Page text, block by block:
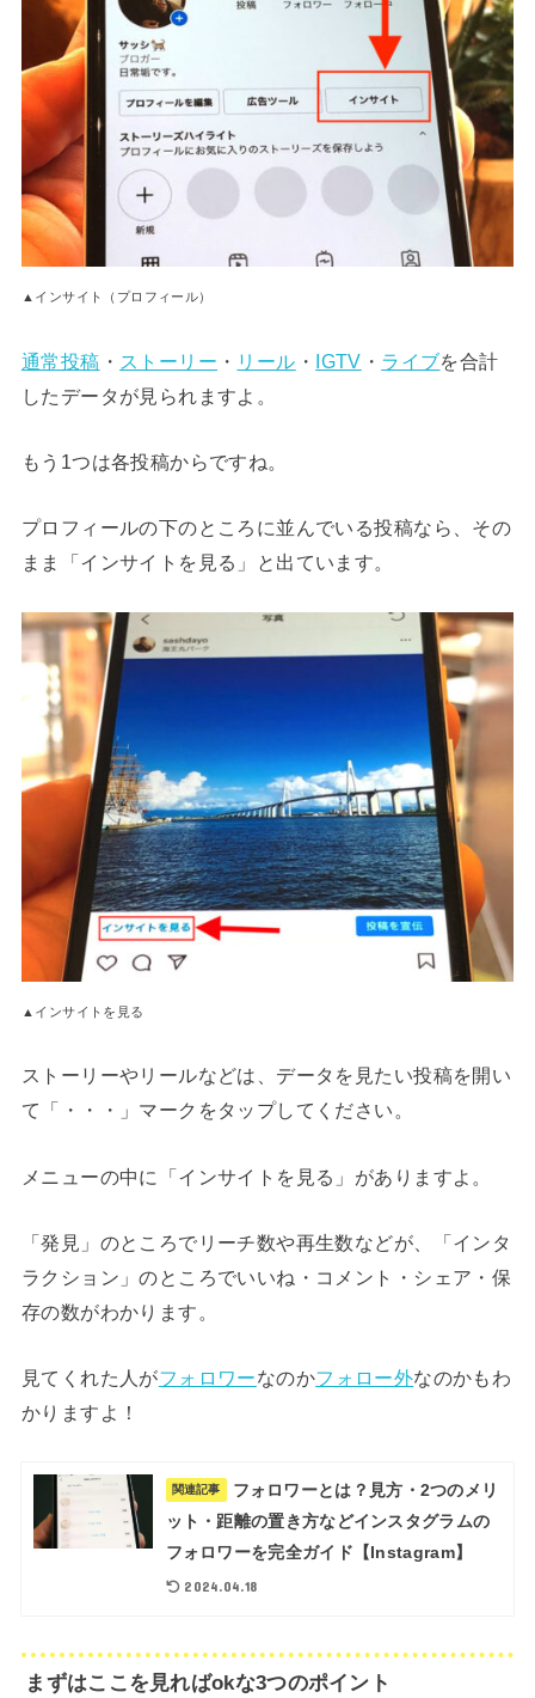
▲インサイト（プロフィール）
通常投稿 ・ ストーリー ・ リール ・ IGTV ・ ライブを合計
したデータが見られますよ。
もう1つは各投稿からですね。
プロフィールの下のところに並んでいる投稿なら、その
まま「インサイトを見る」と出ています。
▲インサイトを見る
ストーリーやリールなどは、データを見たい投稿を開い
て「・・・」マークをタップしてください。
メニューの中に「インサイトを見る」がありますよ。
「発見」のところでリーチ数や再生数などが、「インタ
ラクション」のところでいいね・コメント・シェア・保
存の数がわかります。
見てくれた人がフォロワーなのかフォロー外なのかもわ
かりますよ！
関連記事
フォロワーとは？見方・2つのメリ
ット・距離の置き方などインスタグラムの
フォロワーを完全ガイド【Instagram】
2024.04.18
まずはここを見ればokな3つのポイント